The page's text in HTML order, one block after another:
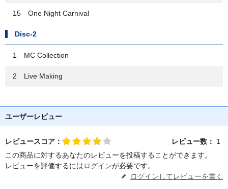
15 One Night Carnival
Disc-2
1 MC Collection
2 Live Making
ユーザーレビュー
レビュースコア： レビュー数：
1
この商品に対するあなたのレビューを投稿することができます。
レビューを評価するにはログインが必要です。
ログインしてレビューを書く